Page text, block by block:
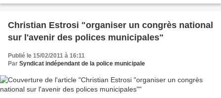
Christian Estrosi "organiser un congrès national
sur l'avenir des polices municipales"
Publié le 15/02/2011 à 16:11
Par Syndicat indépendant de la police municipale